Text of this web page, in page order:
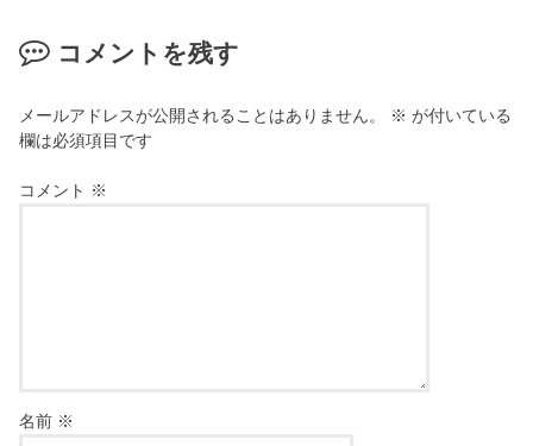
コメントを残す
メールアドレスが公開されることはありません。 ※ が付いている
欄は必須項目です
コメント ※
名前 ※